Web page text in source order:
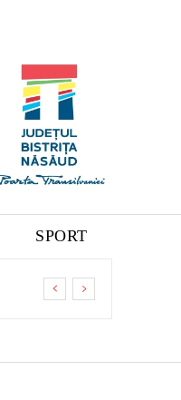
SPORT